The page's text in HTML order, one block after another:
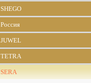
SHEGO
Россия
JUWEL
TETRA
SERA